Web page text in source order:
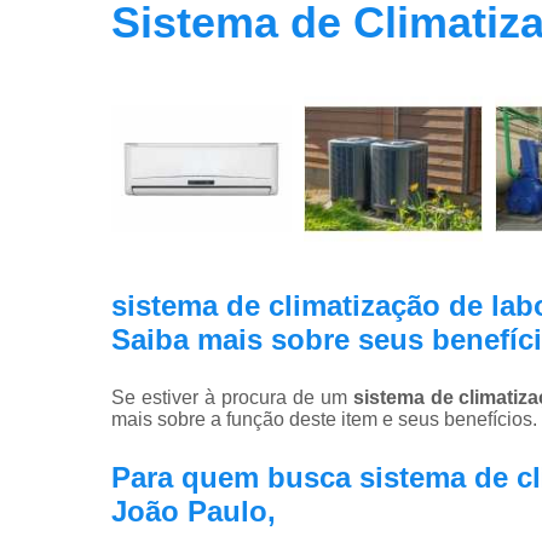
Sistema de
sistema de climatização de
Saiba mais sobre seus
Se estiver à procura de um sistema de
mais sobre a função deste item e seus benefícios.
Para quem busca sistema de
João Paulo,